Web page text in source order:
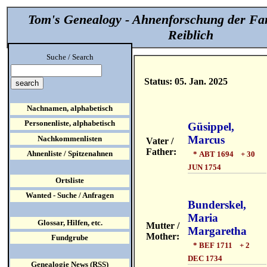
Tom's Genealogy - Ahnenforschung der
Reiblich
Status: 05. Jan. 2025
Vater /
Father:
Güsippel,
Marcus
* ABT 1694 + 30
JUN 1754
Mutter /
Mother:
Bunderskel,
Maria
Margaretha
* BEF 1711 + 2
DEC 1734
Suche / Search
Nachnamen, alphabetisch
Personenliste, alphabetisch
Nachkommenlisten
Ahnenliste / Spitzenahnen
Ortsliste
Wanted - Suche / Anfragen
Glossar, Hilfen, etc.
Fundgrube
Genealogie News (RSS)